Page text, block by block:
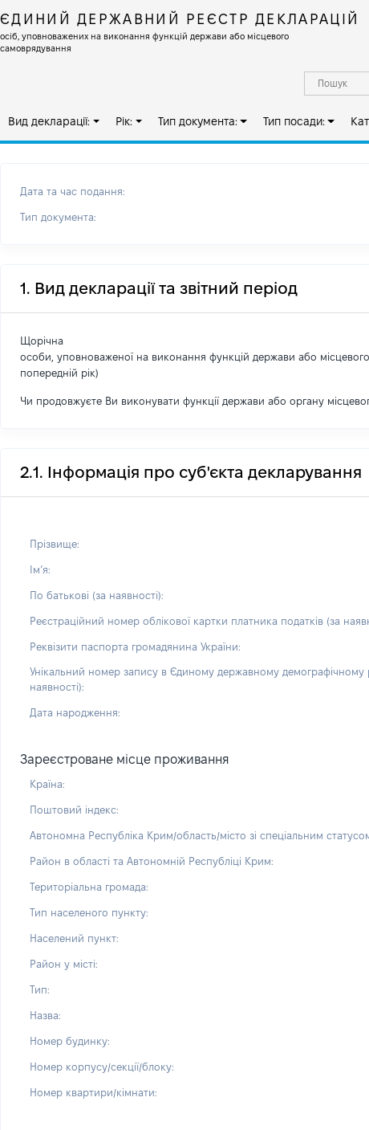
ЄДИНИЙ ДЕРЖАВНИЙ РЕЄСТР ДЕКЛАРАЦІЙ
осіб, уповноважених на виконання функцій держави або місцевого
самоврядування
Вид декларації: Рік: Тип документа: Тип посади:
Дата та час подання:
Тип документа:
1. Вид декларації та звітний період
Щорічна
особи, уповноваженої на виконання функцій держави або
попередній рік)
Чи продовжуєте Ви виконувати функції держави або органу
2.1. Інформація про суб'єкта декларування
Прізвище:
Імʼя:
По батькові (за наявності):
Реєстраційний номер облікової картки платника податків (за
Реквізити паспорта громадянина України:
Унікальний номер запису в Єдиному державному демографічному
наявності):
Дата народження:
Зареєстроване місце проживання
Країна:
Поштовий індекс:
Автономна Республіка Крим/область/місто зі спеціальним
Район в області та Автономній Республіці Крим:
Територіальна громада:
Тип населеного пункту:
Населений пункт:
Район у місті:
Тип:
Назва:
Номер будинку:
Номер корпусу/секції/блоку:
Номер квартири/кімнати: